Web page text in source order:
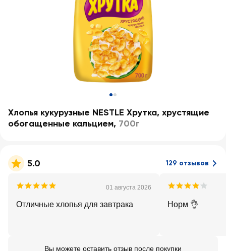
Хлопья кукурузные NESTLE Хрутка, хрустящие
обогащенные кальцием, 700г
5.0 129 отзывов
01 августа 2026
Отличные хлопья для завтрака Норм 👌
Вы можете оставить отзыв после покупки